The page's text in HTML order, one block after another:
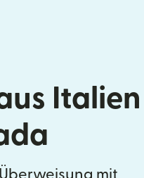
Italien
mit